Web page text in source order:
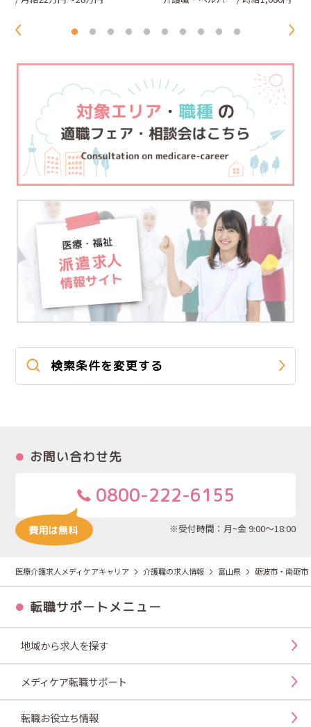
検索条件を変更する
お問い合わせ先
0800-222-6155
※受付時間：月~金 9:00～18:00
医療介護求人メディケアキャリア 介護職の求人情報 富山県 砺波市・南砺市
転職サポートメニュー
地域から求人を探す
メディケア転職サポート
転職お役立ち情報